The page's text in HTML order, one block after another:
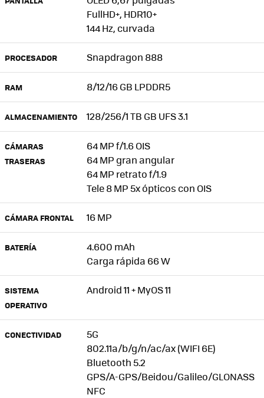
FullHD+, HDR10+
144 Hz, curvada
PROCESADOR Snapdragon 888
RAM 8/12/16 GB LPDDR5
ALMACENAMIENTO 128/256/1 TB GB UFS 3.1
CÁMARAS
TRASERAS
64 MP f/1.6 OIS
64 MP gran angular
64 MP retrato f/1.9
Tele 8 MP 5x ópticos con OIS
CÁMARA FRONTAL 16 MP
BATERÍA
4.600 mAh
Carga rápida 66 W
SISTEMA
OPERATIVO
Android 11 + MyOS 11
CONECTIVIDAD
5G
802.11a/b/g/n/ac/ax (WIFI 6E)
Bluetooth 5.2
GPS/A-GPS/Beidou/Galileo/GLONASS
NFC